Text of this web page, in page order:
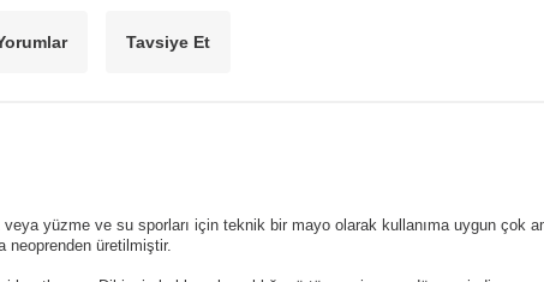
Tavsiye Et
yüzme ve su sporları için teknik bir mayo olarak kullanıma uygun çok
neoprenden üretilmiştir.